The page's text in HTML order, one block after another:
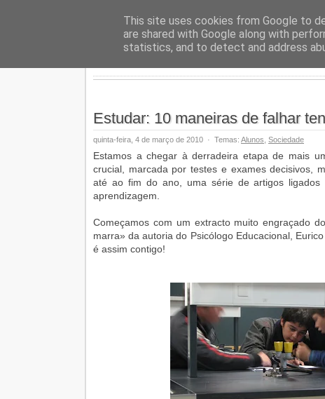
Estudar: 10 maneiras de falhar
quinta-feira, 4 de março de 2010 · Temas: Alunos Sociedade
Estamos a chegar à derradeira etapa de mais
crucial, marcada por testes e exames decisivos,
até ao fim do ano, uma série de artigos
aprendizagem.
Começamos com um extracto muito engraçado
marra» da autoria do Psicólogo Educacional,
é assim contigo!
This site uses cookies from Google to
are shared with Google along with
statistics, and to detect and address